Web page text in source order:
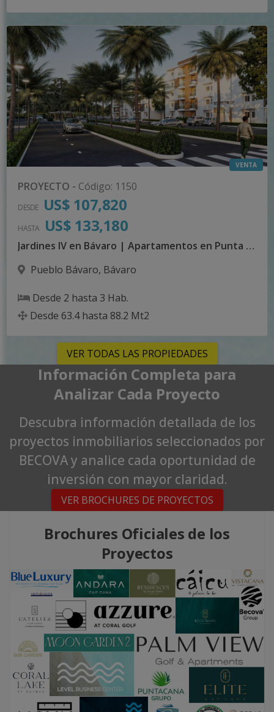
VENTA
PROYECTO - Código: 1150
DESDE US$ 107,820
HASTA US$ 133,180
Jardines IV en Bávaro | Apartamentos en Punta Cana
Pueblo Bávaro, Bávaro
Desde 2 hasta 3 Hab.
Desde 63.4 hasta 88.2 Mt2
VER TODAS LAS PROPIEDADES
Información Completa para
Analizar Cada Proyecto
Descubra información detallada de los
proyectos inmobiliarios seleccionados por
BECOVA y analice cada oportunidad de
inversión con mayor claridad.
VER BROCHURES DE PROYECTOS
Brochures Oficiales de los
Proyectos